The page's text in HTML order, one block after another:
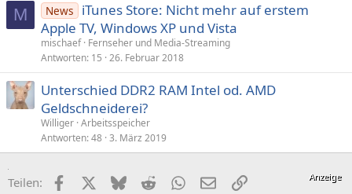
M News
iTunes Store: Nicht mehr auf erstem
Apple TV, Windows XP und Vista
mischaef Fernseher und Media-Streaming
Antworten 15 26. Februar 2018
Unterschied DDR2 RAM Intel od. AMD
Geldschneiderei?
Williger Arbeitsspeicher
Antworten 48 3. März 2019
Teilen: FacebookX (Twitter)
BlueskyRedditWhatsApp
E-MailLink